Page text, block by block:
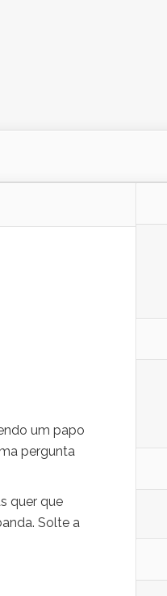
um papo
pergunta
quer que
Solte a